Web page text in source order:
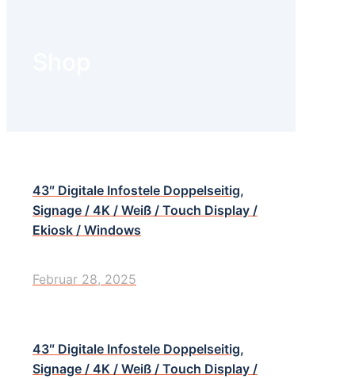
43″ Digitale Infostele Doppelseitig,
Signage / 4K / Weiß / Touch Display /
Ekiosk / Windows
Februar 28, 2025
43″ Digitale Infostele Doppelseitig,
Signage / 4K / Weiß / Touch Display /